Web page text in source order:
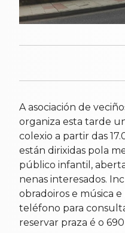
A asociación de
organiza esta tarde
colexio a partir das
están dirixidas pola
público infantil,
nenas interesados.
obradoiros e música
teléfono para
reservar praza é o